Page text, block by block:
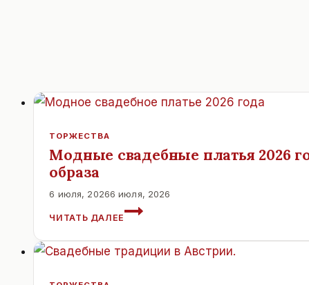
ТОРЖЕСТВА
Модные свадебные платья 2026
образа
6 июля, 20266 июля, 2026
ЧИТАТЬ ДАЛЕЕ
МОДНЫЕ
2026